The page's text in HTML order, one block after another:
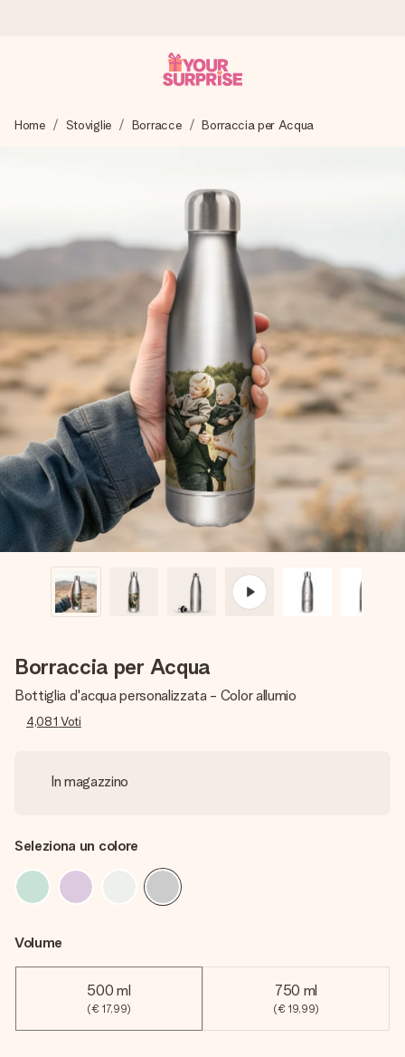
Prepariamo il tuo regalo con attenzione e lo spediamo in un
4,7 (basato su +15.000 recensioni)
I nostri regali ispirano. I clienti ci valutano 4,7 su Google
Reviews.
Biglietto d'auguri gratuito
Realizza qualcosa di unico in pochi passi – con il suo nome,
una tua foto o un messaggio che tocchi il cuore. Nessuna
complicazione, solo tanto amore per il momento perfetto.
Home Stoviglie Borracce Borraccia per Acqua
Borraccia per Acqua
Bottiglia d'acqua personalizzata - Color allumio
4,081 Voti
In magazzino
Seleziona un colore
Volume
500 ml
(€ 17,99)
750 ml
(€ 19,99)